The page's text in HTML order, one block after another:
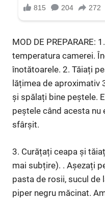
MOD DE PREPARARE:
temperatura camerei.
înotătoarele. 2. Tăiați
lățimea de aproximativ
și spălați bine peștele.
peștele când acesta nu
sfârșit.
3. Curățați ceapa și
mai subțire). . Așezați
pasta de rosii, sucul de
piper negru măcinat.